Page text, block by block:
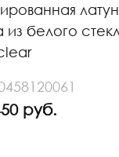
из белого
руб.